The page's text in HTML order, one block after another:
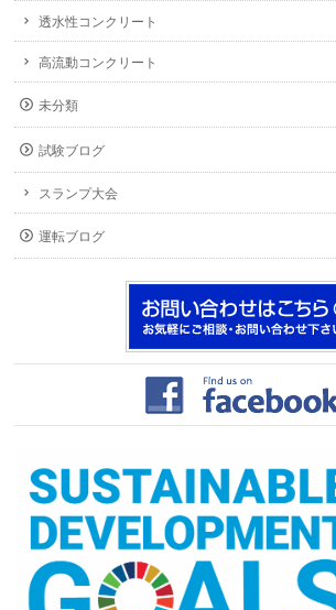
透水性コンクリート
高流動コンクリート
未分類
試験ブログ
スランプ大会
運転ブログ